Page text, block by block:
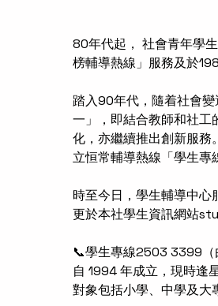
80年代起， 社會青年學
榜輔導熱線」服務及於
踏入90年代，隨着社會
一」，即結合教師和社工
化，亦繼續推出創新服務
立恒常輔導熱線「學生專
時至今日，學生輔導中心
更於本社學生資訊網站
📞學生專線2503 3399（
自 1994 年成立，現時逢
對象包括小學、中學及大